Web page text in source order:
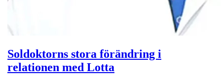
Soldoktorns stora förändring i
relationen med Lotta